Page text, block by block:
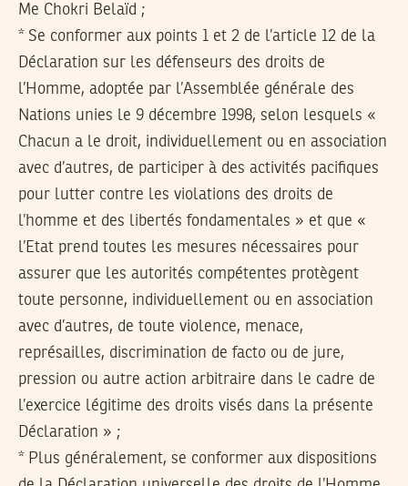
Me Chokri Belaïd ;
* Se conformer aux points 1 et 2 de l’article 12 de la
Déclaration sur les défenseurs des droits de
l’Homme, adoptée par l’Assemblée générale des
Nations unies le 9 décembre 1998, selon lesquels «
Chacun a le droit, individuellement ou en association
avec d’autres, de participer à des activités pacifiques
pour lutter contre les violations des droits de
l’homme et des libertés fondamentales » et que «
l’Etat prend toutes les mesures nécessaires pour
assurer que les autorités compétentes protègent
toute personne, individuellement ou en association
avec d’autres, de toute violence, menace,
représailles, discrimination de facto ou de jure,
pression ou autre action arbitraire dans le cadre de
l’exercice légitime des droits visés dans la présente
Déclaration » ;
* Plus généralement, se conformer aux dispositions